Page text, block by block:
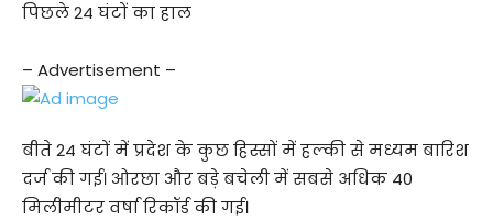
पिछले 24 घंटों का हाल
– Advertisement –
बीते 24 घंटों में प्रदेश के कुछ हिस्सों में हल्की से मध्यम बारिश
दर्ज की गई। ओरछा और बड़े बचेली में सबसे अधिक 40
मिलीमीटर वर्षा रिकॉर्ड की गई।